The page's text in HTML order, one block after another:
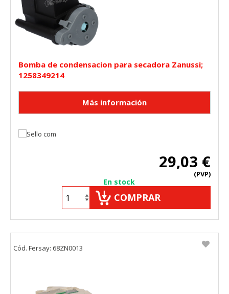
Bomba de condensacion para secadora Zanussi;
1258349214
29,03 €
(PVP)
En stock
COMPRAR
Cód. Fersay: 68ZN0013